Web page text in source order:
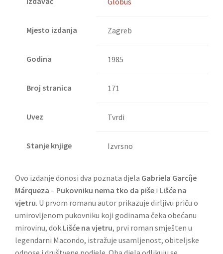
Mjesto izdanja Zagreb
Godina 1985
Broj stranica 171
Uvez Tvrdi
Stanje knjige Izvrsno
Ovo izdanje donosi dva poznata djela Gabriela Garcíje
Márqueza – Pukovniku nema tko da piše i Lišće na
vjetru. U prvom romanu autor prikazuje dirljivu priču o
umirovljenom pukovniku koji godinama čeka obećanu
mirovinu, dok Lišće na vjetru, prvi roman smješten u
legendarni Macondo, istražuje usamljenost, obiteljske